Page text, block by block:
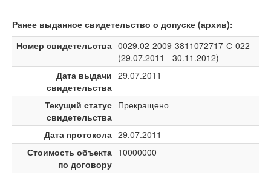
Ранее выданное свидетельство о допуске (архив):
Номер свидетельства 0029.02-2009-3811072717-С-022
(29.07.2011 - 30.11.2012)
Дата выдачи
свидетельства
29.07.2011
Текущий статус
свидетельства
Прекращено
Дата протокола 29.07.2011
Стоимость объекта
по договору
10000000